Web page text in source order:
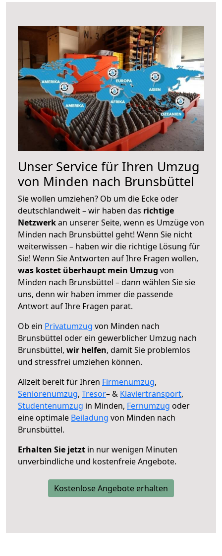
Unser Service für Ihren Umzug
von Minden nach Brunsbüttel
Sie wollen umziehen? Ob um die Ecke oder
deutschlandweit – wir haben das richtige
Netzwerkan unserer Seite, wenn es Umzüge von
Minden nach Brunsbüttel geht! Wenn Sie nicht
weiterwissen – haben wir die richtige Lösung für
Sie! Wenn Sie Antworten auf Ihre Fragen wollen,
was kostet überhaupt mein Umzug von
Minden nach Brunsbüttel – dann wählen Sie sie
uns, denn wir haben immer die passende
Antwort auf Ihre Fragen parat.
Ob ein Privatumzug von Minden nach
Brunsbüttel oder ein gewerblicher Umzug nach
Brunsbüttel, wir helfen, damit Sie problemlos
und stressfrei umziehen können.
Allzeit bereit für Ihren Firmenumzug,
Seniorenumzug, Tresor– & Klaviertransport,
Studentenumzug in Minden, Fernumzug oder
eine optimale Beiladung von Minden nach
Brunsbüttel.
Erhalten Sie jetzt in nur wenigen Minuten
unverbindliche und kostenfreie Angebote.
Kostenlose Angebote erhalten